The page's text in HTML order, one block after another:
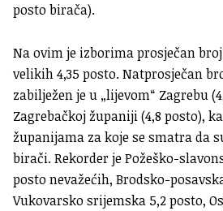
posto birača).
Na ovim je izborima prosječan
velikih 4,35 posto. Natprosječan
zabilježen je u „lijevom“ Zagrebu
Zagrebačkoj županiji (4,8 posto),
županijama za koje se smatra da
birači. Rekorder je Požeško-
posto nevažećih, Brodsko-
Vukovarsko srijemska 5,2 posto,